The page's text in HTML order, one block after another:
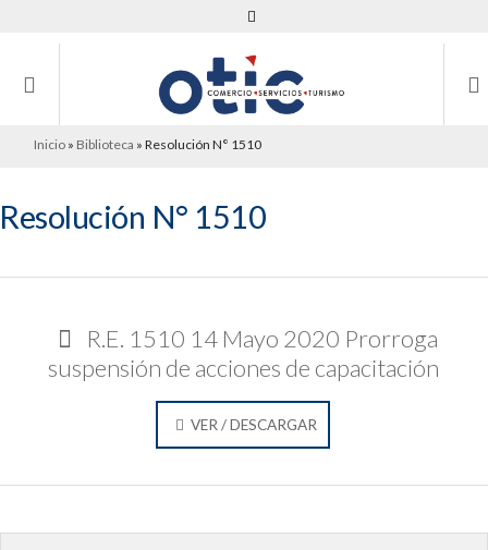
Inicio » Biblioteca » Resolución N° 1510
Resolución N° 1510
R.E. 1510 14 Mayo 2020 Prorroga
suspensión de acciones de capacitación
COVID-19 - Firmado
VER / DESCARGAR